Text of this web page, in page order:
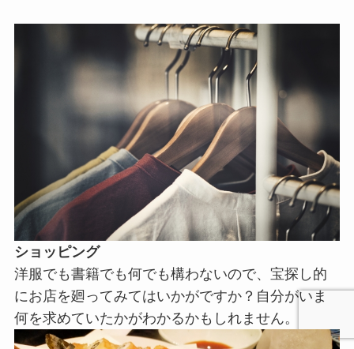
ショッピング
洋服でも書籍でも何でも構わないので、宝探し的
にお店を廻ってみてはいかがですか？自分がいま
何を求めていたかがわかるかもしれません。